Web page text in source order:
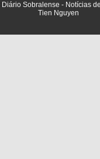
Diário Sobralense - Notícias
Tien Nguyen